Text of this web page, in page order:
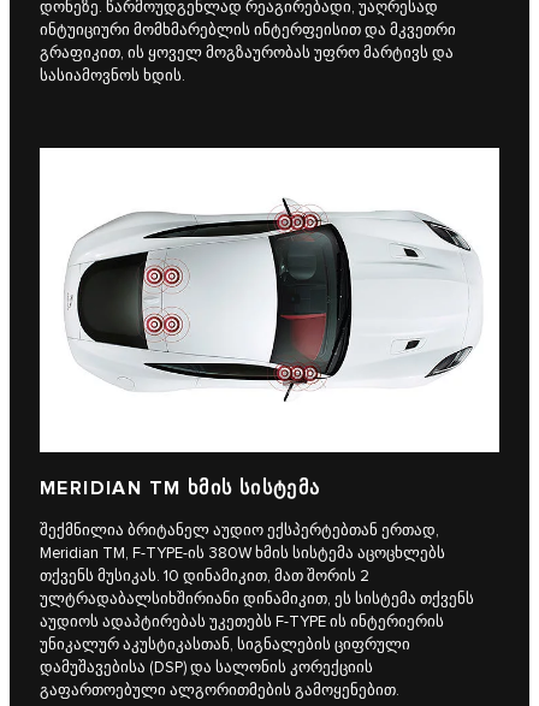
დონეზე. წარმოუდგენლად რეაგირებადი, უაღრესად
ინტუიციური მომხმარებლის ინტერფეისით და მკვეთრი
გრაფიკით, ის ყოველ მოგზაურობას უფრო მარტივს და
სასიამოვნოს ხდის.
MERIDIAN TM ᲮᲛᲘᲡ ᲡᲘᲡᲢᲔᲛᲐ
შექმნილია ბრიტანელ აუდიო ექსპერტებთან ერთად,
Meridian TM, F‑TYPE-ის 380W ხმის სისტემა აცოცხლებს
თქვენს მუსიკას. 10 დინამიკით, მათ შორის 2
ულტრადაბალსიხშირიანი დინამიკით, ეს სისტემა თქვენს
აუდიოს ადაპტირებას უკეთებს F‑TYPE ის ინტერიერის
უნიკალურ აკუსტიკასთან, სიგნალების ციფრული
დამუშავებისა (DSP) და სალონის კორექციის
გაფართოებული ალგორითმების გამოყენებით.